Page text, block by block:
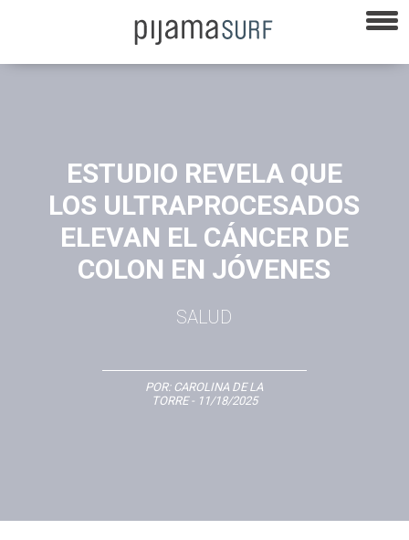
ESTUDIO REVELA QUE
LOS ULTRAPROCESADOS
ELEVAN EL CÁNCER DE
COLON EN JÓVENES
SALUD
POR: CAROLINA DE LA
TORRE- 11/18/2025